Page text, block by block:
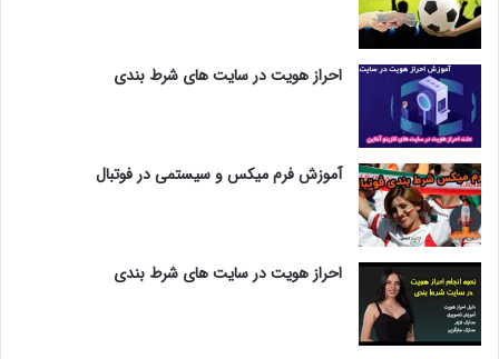
احراز هویت در سایت های شرط بندی
آموزش فرم میکس و سیستمی در فوتبال
احراز هویت در سایت های شرط بندی